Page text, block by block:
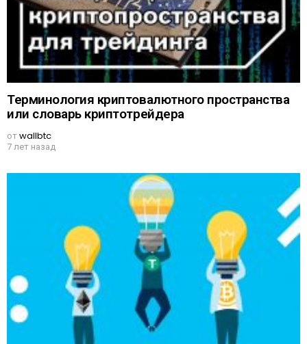
Терминология криптовалютного пространства
или словарь криптотрейдера
отwallbtc
7 лет назад